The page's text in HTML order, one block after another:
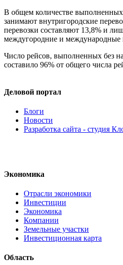
В общем количестве
занимают внутригородские
перевозки составляют 13,8% и
междугородние и международные
Число рейсов, выполненных без
составило 96% от общего числа
Деловой портал
Блоги
Новости
Разработка сайта - студия
Экономика
Отрасли экономики
Инвестиции
Экономика
Компании
Земельные участки
Инвестиционная карта
Область